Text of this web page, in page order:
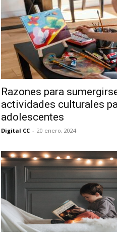
Razones para
actividades culturales
adolescentes
Digital CC - 20 enero, 2024